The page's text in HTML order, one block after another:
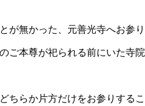
が無かった、元善光寺へお参り
ご本尊が祀られる前にいた寺
ちらか片方だけをお参りする